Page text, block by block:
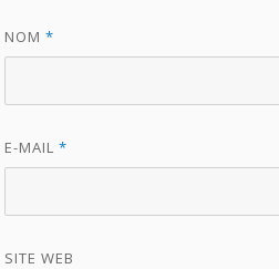
NOM*
E-MAIL*
SITE WEB